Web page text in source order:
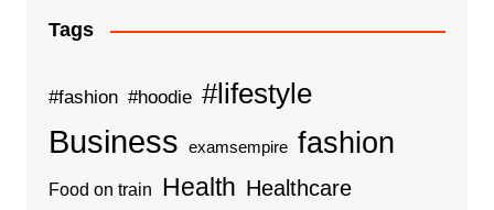
Tags
#fashion #hoodie #lifestyle
Business examsempire fashion
Food on train Health Healthcare